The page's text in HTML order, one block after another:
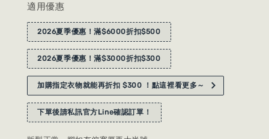
適用優惠
2026夏季優惠！滿$6000折扣$500
2026夏季優惠！滿$3000折扣$300
加購指定衣物就能再折扣 $300 ！點這裡看更多～
下單後請私訊官方Line確認訂單！